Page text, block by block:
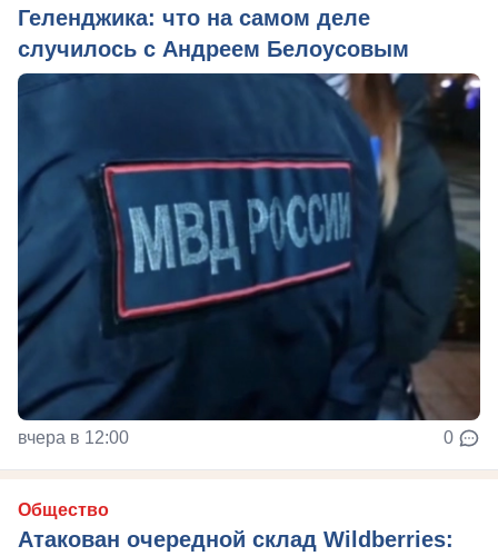
Геленджика: что на самом деле
случилось с Андреем Белоусовым
вчера в 12:00 0
Общество
Атакован очередной склад Wildberries: